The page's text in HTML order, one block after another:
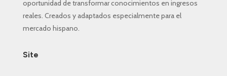
oportunidad de transformar conocimientos en ingresos
reales. Creados y adaptados especialmente para el
mercado hispano.
Site